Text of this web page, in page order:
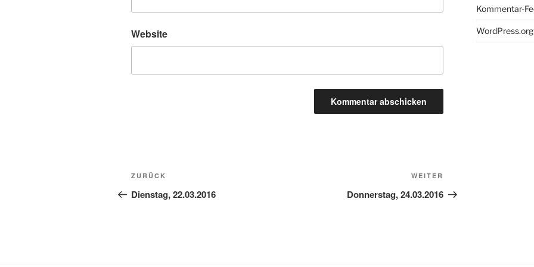
Website
Beitragsnavigation
Vorheriger
Beitrag
ZURÜCK
Dienstag, 22.03.2016
Beitrag
WEITER
Donnerstag, 24.03.2016
Kommentar-
WordPress.org